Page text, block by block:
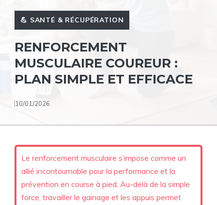
💪 SANTÉ & RÉCUPÉRATION
RENFORCEMENT
MUSCULAIRE COUREUR :
PLAN SIMPLE ET EFFICACE
10/01/2026
Le renforcement musculaire s’impose comme un
allié incontournable pour la performance et la
prévention en course à pied. Au-delà de la simple
force, travailler le gainage et les appuis permet